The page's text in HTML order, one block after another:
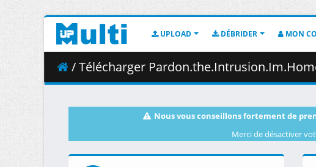
UPLOAD DÉBRIDER MON
/ Télécharger
Nous vous conseillons fortement de
Merci de désactiver